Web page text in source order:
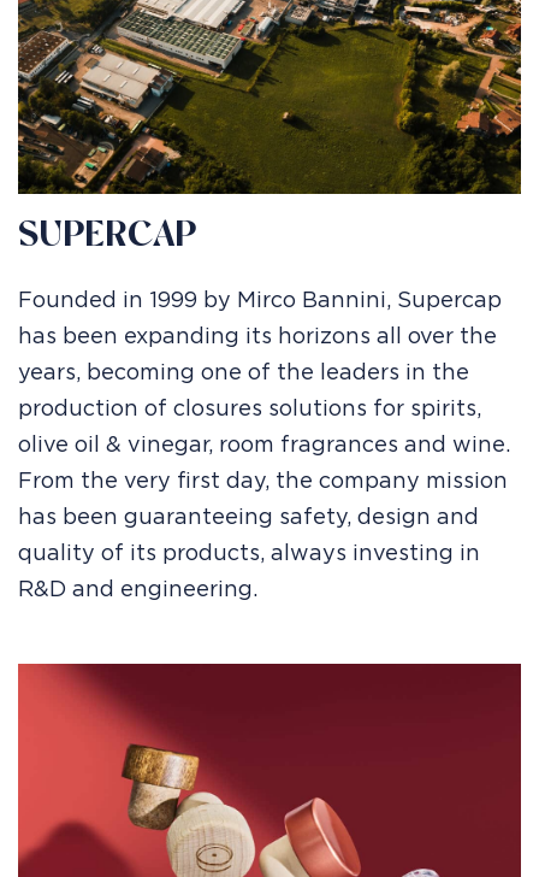
SUPERCAP
Founded in 1999 by Mirco Bannini, Supercap
has been expanding its horizons all over the
years, becoming one of the leaders in the
production of closures solutions for spirits,
olive oil & vinegar, room fragrances and wine.
From the very first day, the company mission
has been guaranteeing safety, design and
quality of its products, always investing in
R&D and engineering.